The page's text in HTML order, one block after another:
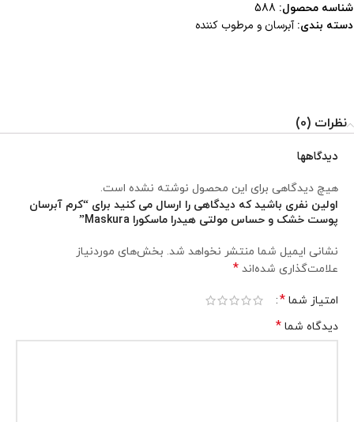
شناسه محصول: 588
دسته بندی: آبرسان و مرطوب کننده
نظرات (0)
دیدگاهها
هیچ دیدگاهی برای این محصول نوشته نشده است.
اولین نفری باشید که دیدگاهی را ارسال می کنید برای “کرم آبرسان
پوست خشک و حساس مولتی هیدرا ماسکورا Maskura”
نشانی ایمیل شما منتشر نخواهد شد. بخش‌های موردنیاز
علامت‌گذاری شده‌اند *
امتیاز شما *
دیدگاه شما *